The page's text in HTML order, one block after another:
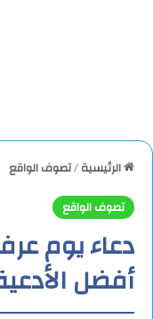
الرئيسية/تصوف الواقع
تصوف الواقع
دعاء يوم
أفضل